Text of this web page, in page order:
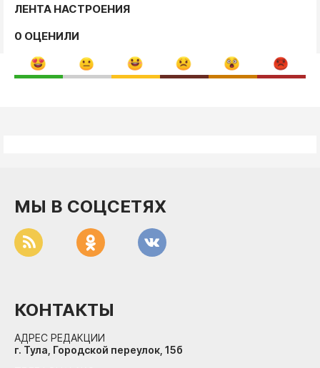
ЛЕНТА НАСТРОЕНИЯ
0 ОЦЕНИЛИ
МЫ В СОЦСЕТЯХ
КОНТАКТЫ
АДРЕС РЕДАКЦИИ
г. Тула, Городской переулок, 15б